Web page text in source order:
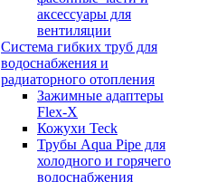
аксессуары для
вентиляции
Система гибких труб для
водоснабжения и
радиаторного отопления
Зажимные адаптеры
Flex-X
Кожухи Teck
Трубы Aqua Pipe для
холодного и горячего
водоснабжения